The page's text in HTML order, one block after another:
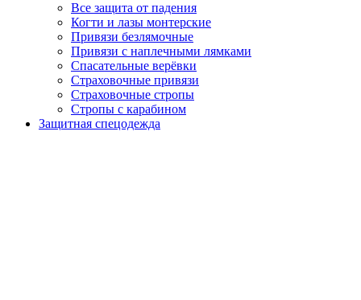
Все защита от падения
Когти и лазы монтерские
Привязи безлямочные
Привязи с наплечными лямками
Спасательные верёвки
Страховочные привязи
Страховочные стропы
Стропы с карабином
Защитная спецодежда